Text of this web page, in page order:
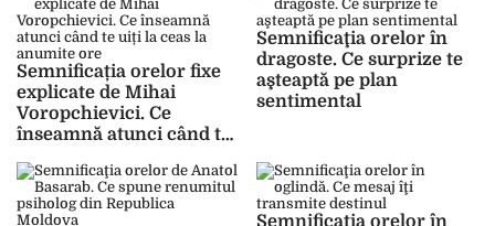
Semnificația orelor fixe
explicate de Mihai
Voropchievici. Ce
înseamnă atunci când te
ore
Semnificaţia orelor în
dragoste. Ce surprize te
aşteaptă pe plan
sentimental
Semnificaţia orelor în